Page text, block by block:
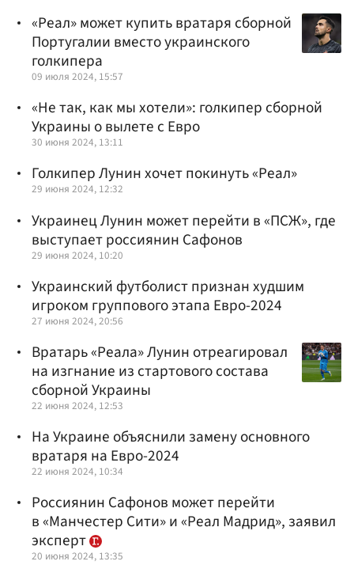
«Реал» может купить вратаря сборной
Португалии вместо украинского
голкипера
09 июля 2024, 15:57
«Не так, как мы хотели»: голкипер сборной
Украины о вылете с Евро
30 июня 2024, 13:11
Голкипер Лунин хочет покинуть «Реал»
29 июня 2024, 12:32
Украинец Лунин может перейти в «ПСЖ», где
выступает россиянин Сафонов
29 июня 2024, 10:20
Украинский футболист признан худшим
игроком группового этапа Евро-2024
27 июня 2024, 20:56
Вратарь «Реала» Лунин отреагировал
на изгнание из стартового состава
сборной Украины
22 июня 2024, 12:53
На Украине объяснили замену основного
вратаря на Евро-2024
22 июня 2024, 10:34
Россиянин Сафонов может перейти
в «Манчестер Сити» и «Реал Мадрид», заявил
эксперт
20 июня 2024, 13:35